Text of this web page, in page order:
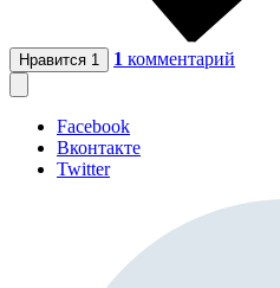
Нравится 1 1 комментарий
Facebook
Вконтакте
Twitter